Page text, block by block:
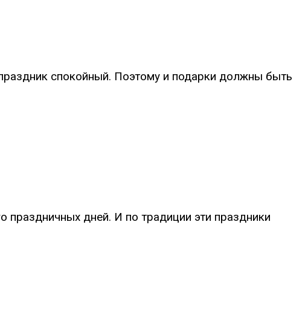
спокойный. Поэтому и подарки должны быть
дней. И по традиции эти праздники